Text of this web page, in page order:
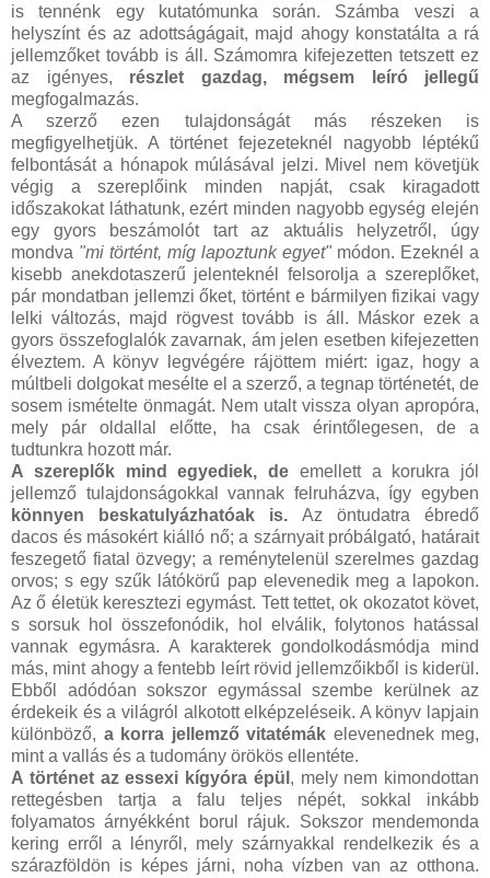
is tennénk egy kutatómunka során. Számba veszi a
helyszínt és az adottságágait, majd ahogy konstatálta a rá
jellemzőket tovább is áll. Számomra kifejezetten tetszett ez
az igényes, részlet gazdag, mégsem leíró jellegű
megfogalmazás.
A szerző ezen tulajdonságát más részeken is
megfigyelhetjük. A történet fejezeteknél nagyobb léptékű
felbontását a hónapok múlásával jelzi. Mivel nem követjük
végig a szereplőink minden napját, csak kiragadott
időszakokat láthatunk, ezért minden nagyobb egység elején
egy gyors beszámolót tart az aktuális helyzetről, úgy
mondva "mi történt, míg lapoztunk egyet" módon. Ezeknél a
kisebb anekdotaszerű jelenteknél felsorolja a szereplőket,
pár mondatban jellemzi őket, történt e bármilyen fizikai vagy
lelki változás, majd rögvest tovább is áll. Máskor ezek a
gyors összefoglalók zavarnak, ám jelen esetben kifejezetten
élveztem. A könyv legvégére rájöttem miért: igaz, hogy a
múltbeli dolgokat mesélte el a szerző, a tegnap történetét, de
sosem ismételte önmagát. Nem utalt vissza olyan apropóra,
mely pár oldallal előtte, ha csak érintőlegesen, de a
tudtunkra hozott már.
A szereplők mind egyediek, de emellett a korukra jól
jellemző tulajdonságokkal vannak felruházva, így egyben
könnyen beskatulyázhatóak is. Az öntudatra ébredő
dacos és másokért kiálló nő; a szárnyait próbálgató, határait
feszegető fiatal özvegy; a reménytelenül szerelmes gazdag
orvos; s egy szűk látókörű pap elevenedik meg a lapokon.
Az ő életük keresztezi egymást. Tett tettet, ok okozatot követ,
s sorsuk hol összefonódik, hol elválik, folytonos hatással
vannak egymásra. A karakterek gondolkodásmódja mind
más, mint ahogy a fentebb leírt rövid jellemzőikből is kiderül.
Ebből adódóan sokszor egymással szembe kerülnek az
érdekeik és a világról alkotott elképzeléseik. A könyv lapjain
különböző, a korra jellemző vitatémák elevenednek meg,
mint a vallás és a tudomány örökös ellentéte.
A történet az essexi kígyóra épül , mely nem kimondottan
rettegésben tartja a falu teljes népét, sokkal inkább
folyamatos árnyékként borul rájuk. Sokszor mendemonda
kering erről a lényről, mely szárnyakkal rendelkezik és a
szárazföldön is képes járni, noha vízben van az otthona.